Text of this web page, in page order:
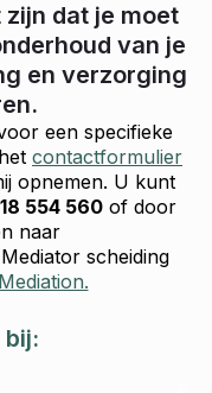
dat je moet
van je
en verzorging
een specifieke
contactformulier
opnemen. U kunt
554 560 of door
naar
scheiding